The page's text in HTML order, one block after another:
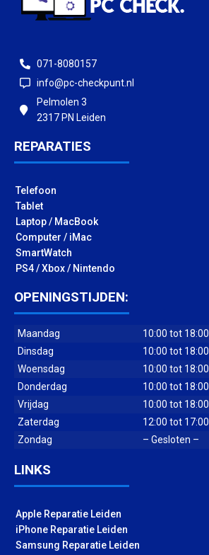
071-8080157
info@pc-checkpunt.nl
Pelmolen 3
2317 PN Leiden
REPARATIES
Telefoon
Tablet
Laptop / MacBook
Computer / iMac
SmartWatch
PS4 / Xbox / Nintendo
OPENINGSTIJDEN:
Maandag
10:00 tot 18:00
Dinsdag
10:00 tot 18:00
Woensdag
10:00 tot 18:00
Donderdag
10:00 tot 18:00
Vrijdag
10:00 tot 18:00
Zaterdag
12:00 tot 17:00
Zondag
– Gesloten –
LINKS
Apple Reparatie Leiden
iPhone Reparatie Leiden
Samsung Reparatie Leiden